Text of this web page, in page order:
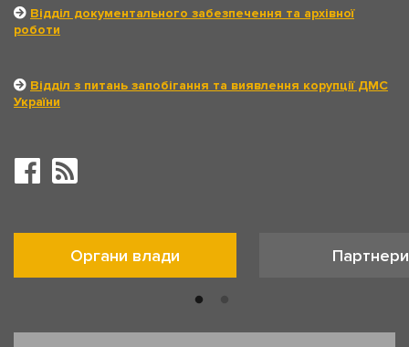
Відділ документального забезпечення та архівної
роботи
Відділ з питань запобігання та виявлення корупції ДМС
України
Органи влади Партнери